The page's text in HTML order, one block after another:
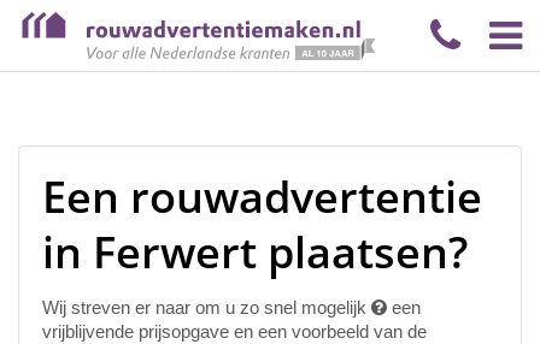
Een rouwadvertentie
in Ferwert plaatsen?
Wij streven er naar om u zo snel mogelijk
een
vrijblijvende prijsopgave en een voorbeeld van de